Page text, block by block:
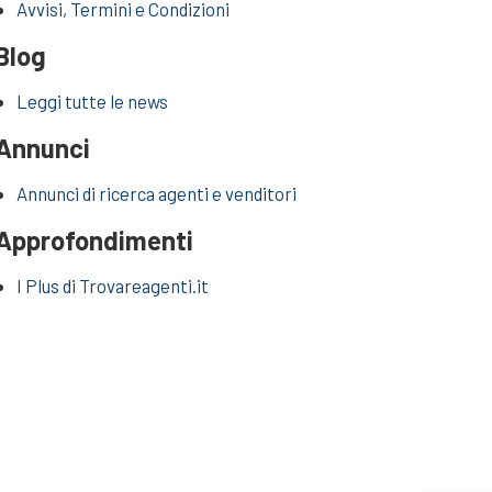
Avvisi, Termini e Condizioni
Leggi tutte le news
Annunci di ricerca agenti e venditori
I Plus di Trovareagenti.it